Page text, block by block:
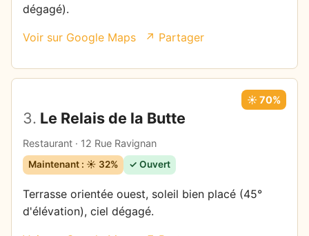
dégagé).
Voir sur Google Maps ↗ Partager
3. Le Relais de la Butte
Restaurant · 12 Rue Ravignan
☀️ 70%
Maintenant : ☀️ 32% ✓ Ouvert
Terrasse orientée ouest, soleil bien placé (45°
d'élévation), ciel dégagé.